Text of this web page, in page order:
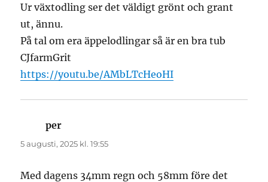
Ur växtodling ser det väldigt grönt och grant
ut, ännu.
På tal om era äppelodlingar så är en bra tub
CJfarmGrit
https://youtu.be/AMbLTcHeoHI
per
5 augusti, 2025 kl. 19:55
Med dagens 34mm regn och 58mm före det